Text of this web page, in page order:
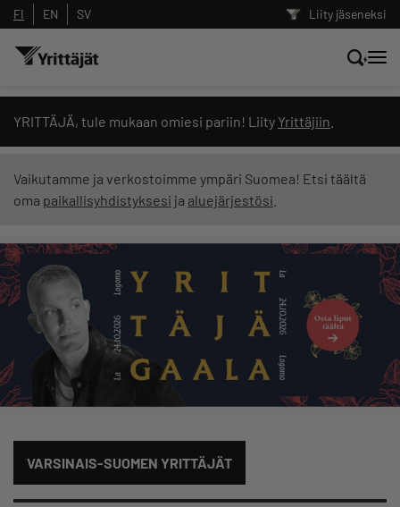
Liity jäseneksi
FI EN SV
YRITTÄJÄ, tule mukaan omiesi pariin! Liity Yrittäjiin
Vaikutamme ja verkostoimme ympäri Suomea! Etsi täältä
oma paikallisyhdistyksesi ja aluejärjestösi
VARSINAIS-SUOMEN YRITTÄJÄT
Hae sivustolta tai kysy suoraan
Yrittäjien tekoälyltä
Suodata hakutuloksia: näytä kaikki sisältö